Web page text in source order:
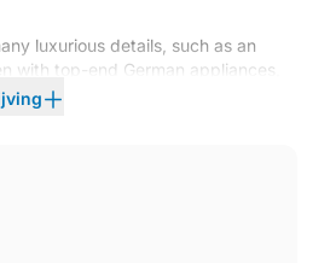
luxurious details, such as an
with top-end German appliances,
furniture, an electric